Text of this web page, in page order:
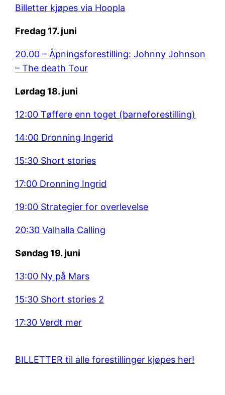
Billetter kjøpes via Hoopla
Fredag 17. juni
20.00 – Åpningsforestilling: Johnny Johnson
– The death Tour
Lørdag 18. juni
12:00 Tøffere enn toget (barneforestilling)
14:00 Dronning Ingerid
15:30 Short stories
17:00 Dronning Ingrid
19:00 Strategier for overlevelse
20:30 Valhalla Calling
Søndag 19. juni
13:00 Ny på Mars
15:30 Short stories 2
17:30 Verdt mer
BILLETTER til alle forestillinger kjøpes her!